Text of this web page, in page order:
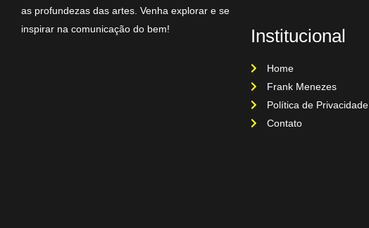
as profundezas das artes. Venha explorar e se
inspirar na comunicação do bem!
Institucional
Home
Frank Menezes
Política de Privacidade
Contato